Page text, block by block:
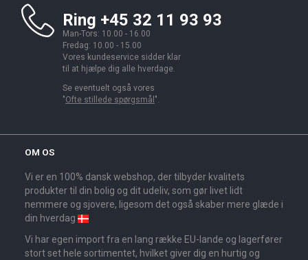
Ring +45 32 11 93 93
Man-Tors: 10.00 - 16.00
Fredag: 10.00 - 15.00
Vores kundeservice sidder klar
til at hjælpe dig alle hverdage.
Se eventuelt også vores
"Ofte stillede spørgsmål ".
OM OS
Vi er en 100% dansk webshop, der tilbyder kvalitets
produkter til din bolig og dit udeliv, som gør livet lidt
nemmere og sjovere, ligesom det også skaber mere glæde i
din hverdag
Vi har egen import fra en lang række EU-lande og lagerfører
stort set hele sortimentet, hvilket giver dig en hurtig og